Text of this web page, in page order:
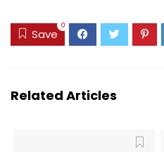
Save
0
Related Articles